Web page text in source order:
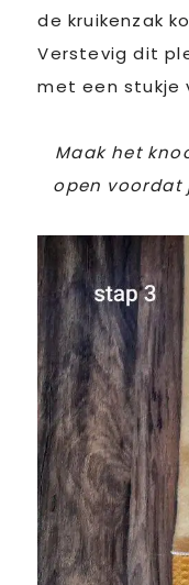
de kruikenzak
Verstevig dit
met een stukje
Maak het
open voordat